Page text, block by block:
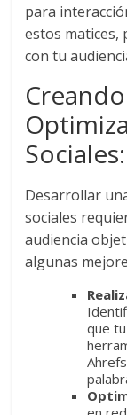
Magazine
de
Publicidad,
Medios
Blue
Design
Colombia
para
estos matices,
con tu
Desarrollar
sociales
audiencia
algunas
que